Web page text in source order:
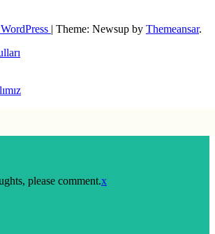
Theme: Newsup by Themeansar.
please comment.x